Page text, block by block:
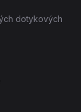
dotykových